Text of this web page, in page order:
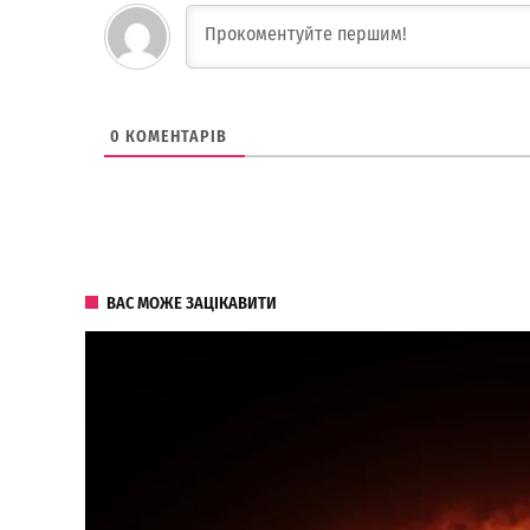
0 КОМЕНТАРІВ
ВАС МОЖЕ ЗАЦІКАВИТИ